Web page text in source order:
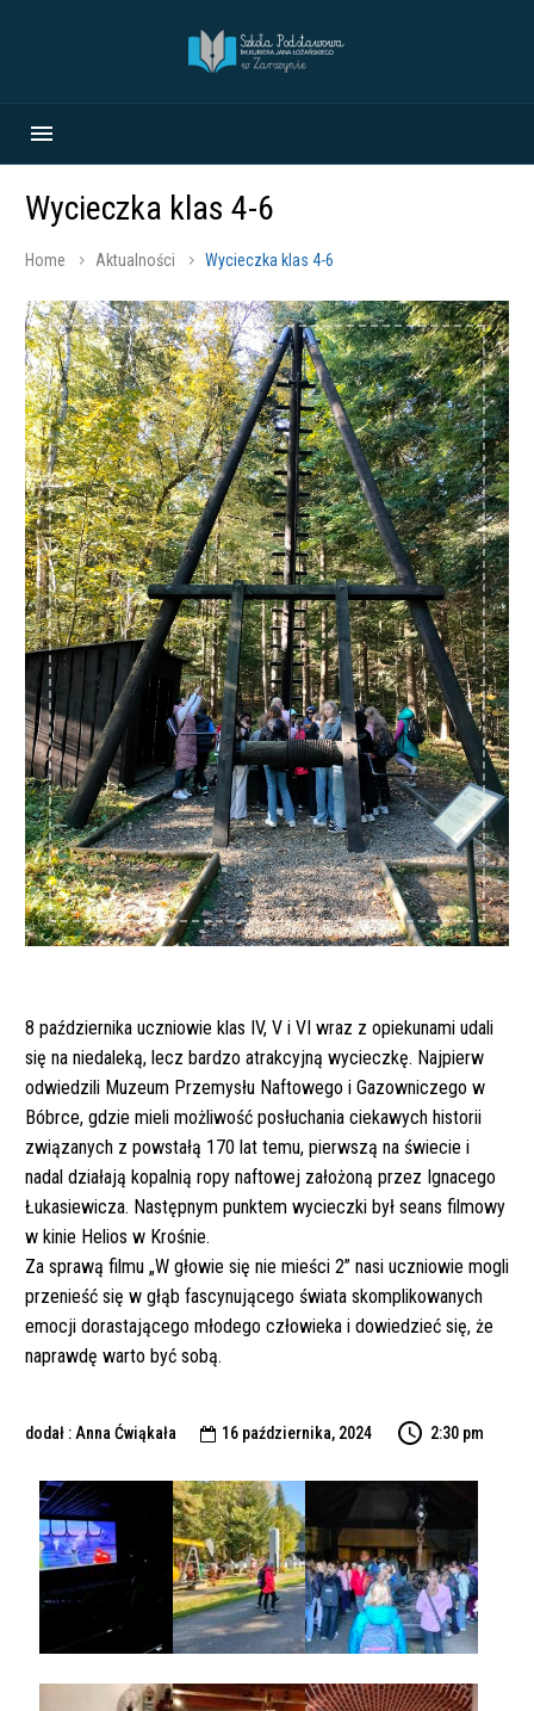
Wycieczka klas 4-6
Home Aktualności Wycieczka klas 4-6
8 października uczniowie klas IV, V i VI wraz z opiekunami udali
się na niedaleką, lecz bardzo atrakcyjną wycieczkę. Najpierw
odwiedzili Muzeum Przemysłu Naftowego i Gazowniczego w
Bóbrce, gdzie mieli możliwość posłuchania ciekawych historii
związanych z powstałą 170 lat temu, pierwszą na świecie i
nadal działają kopalnią ropy naftowej założoną przez Ignacego
Łukasiewicza. Następnym punktem wycieczki był seans filmowy
w kinie Helios w Krośnie.
Za sprawą filmu „W głowie się nie mieści 2” nasi uczniowie mogli
przenieść się w głąb fascynującego świata skomplikowanych
emocji dorastającego młodego człowieka i dowiedzieć się, że
naprawdę warto być sobą.
dodał : Anna Ćwiąkała  16 października, 2024 2:30 pm